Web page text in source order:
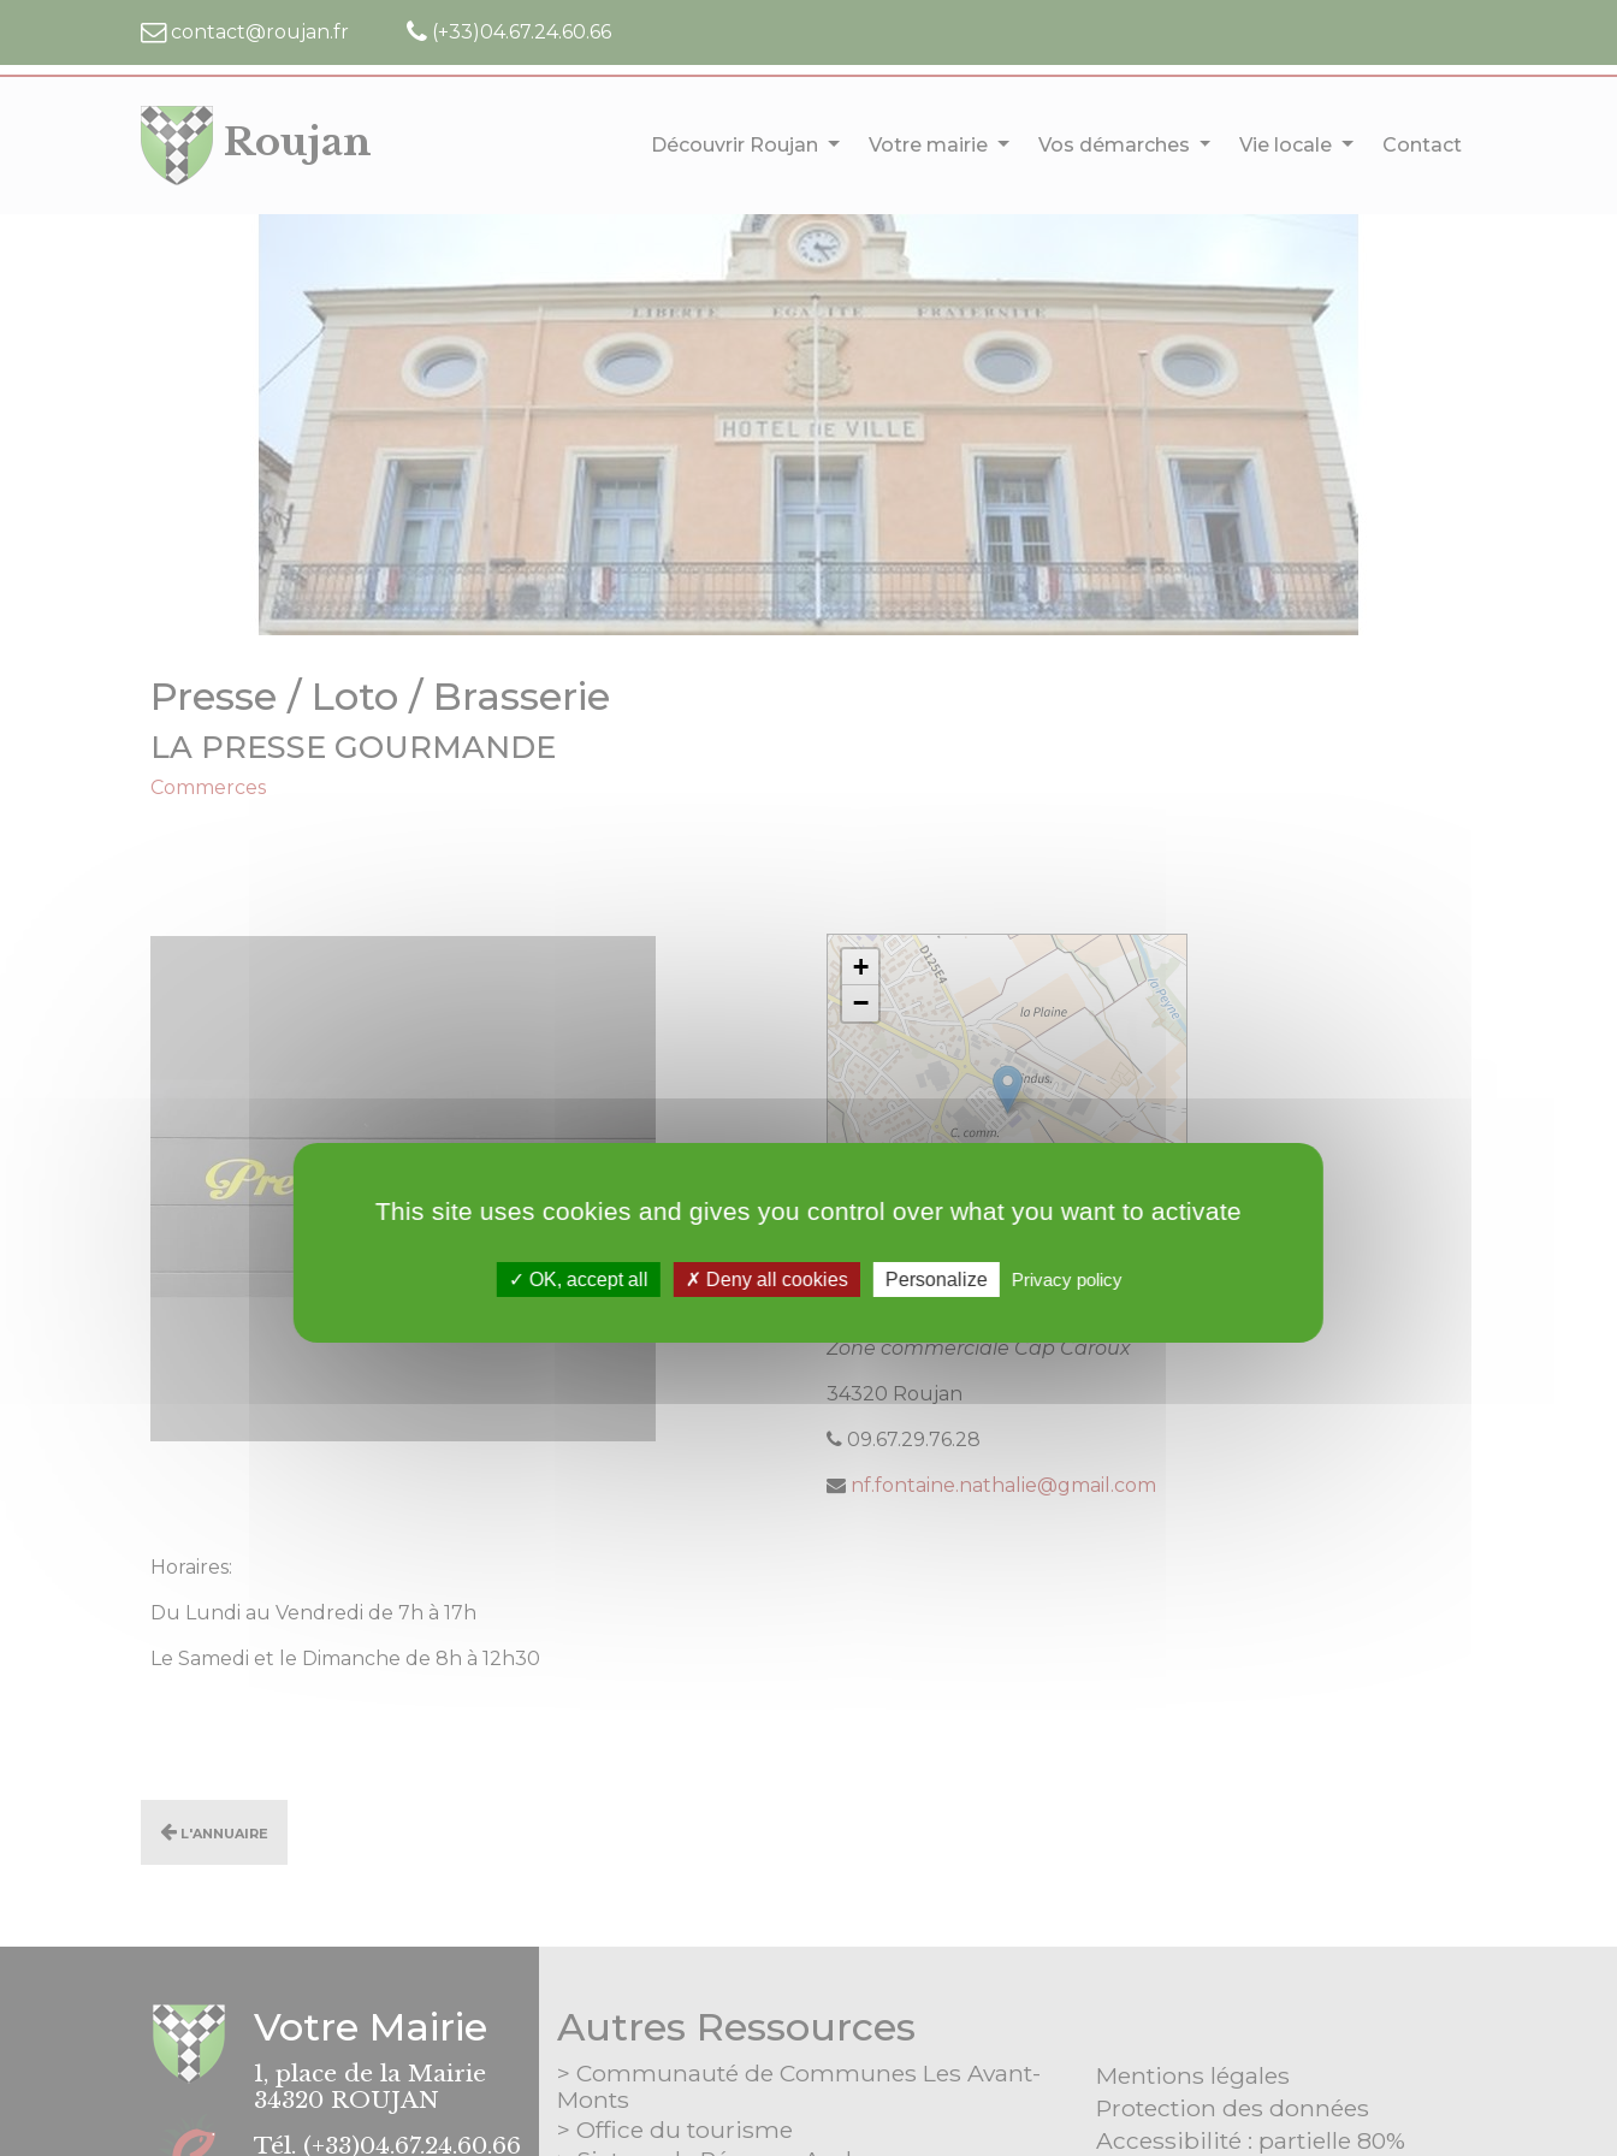
contact@roujan.fr (+33)04.67.24.60.66
Roujan Découvrir Roujan Votre mairie Vos démarches Vie locale Contact
Presse / Loto / Brasserie
LA PRESSE GOURMANDE
Commerces
+
−
Zone commerciale Cap Caroux
34320 Roujan
09.67.29.76.28
nf.fontaine.nathalie@gmail.com
Horaires:
Du Lundi au Vendredi de 7h à 17h
Le Samedi et le Dimanche de 8h à 12h30
L'annuaire
Votre Mairie
1, place de la Mairie
34320 ROUJAN
Tél. (+33)04.67.24.60.66
Autres Ressources
Communauté de Communes Les Avant-
Monts
Office du tourisme
Mentions légales
Protection des données
Accessibilité : partielle 80%
This site uses cookies and gives you control over what you want to activate
OK, accept all Deny all cookies Personalize Privacy policy